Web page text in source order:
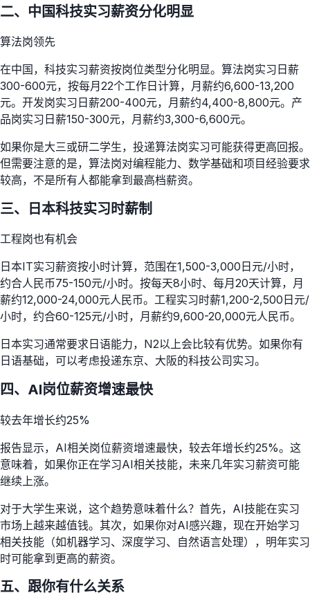
二、中国科技实习薪资分化明显
算法岗领先
在中国，科技实习薪资按岗位类型分化明显。算法岗实习日薪
300-600元，按每月22个工作日计算，月薪约6,600-13,200
元。开发岗实习日薪200-400元，月薪约4,400-8,800元。产
品岗实习日薪150-300元，月薪约3,300-6,600元。
如果你是大三或研二学生，投递算法岗实习可能获得更高回报。
但需要注意的是，算法岗对编程能力、数学基础和项目经验要求
较高，不是所有人都能拿到最高档薪资。
三、日本科技实习时薪制
工程岗也有机会
日本IT实习薪资按小时计算，范围在1,500-3,000日元/小时，
约合人民币75-150元/小时。按每天8小时、每月20天计算，月
薪约12,000-24,000元人民币。工程实习时薪1,200-2,500日元/
小时，约合60-125元/小时，月薪约9,600-20,000元人民币。
日本实习通常要求日语能力，N2以上会比较有优势。如果你有
日语基础，可以考虑投递东京、大阪的科技公司实习。
四、AI岗位薪资增速最快
较去年增长约25%
报告显示，AI相关岗位薪资增速最快，较去年增长约25%。这
意味着，如果你正在学习AI相关技能，未来几年实习薪资可能
继续上涨。
对于大学生来说，这个趋势意味着什么？首先，AI技能在实习
市场上越来越值钱。其次，如果你对AI感兴趣，现在开始学习
相关技能（如机器学习、深度学习、自然语言处理），明年实习
时可能拿到更高的薪资。
五、跟你有什么关系